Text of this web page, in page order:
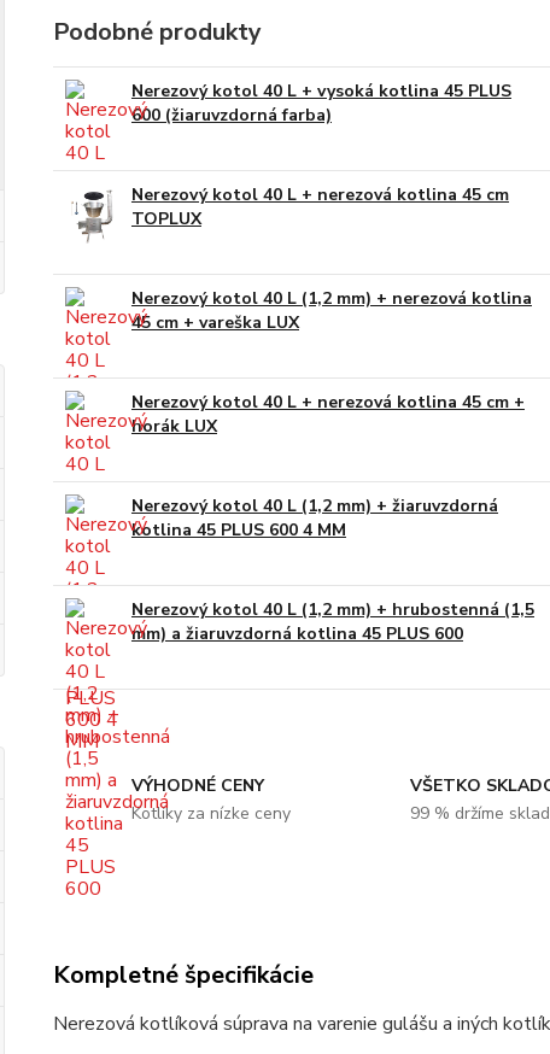
Podobné produkty
Nerezový kotol 40 L + vysoká kotlina 45 PLUS
600 (žiaruvzdorná farba)
Nerezový kotol 40 L + nerezová kotlina 45 cm
TOPLUX
Nerezový kotol 40 L (1,2 mm) + nerezová kotlina
45 cm + vareška LUX
Nerezový kotol 40 L + nerezová kotlina 45 cm +
horák LUX
Nerezový kotol 40 L (1,2 mm) + žiaruvzdorná
kotlina 45 PLUS 600 4 MM
Nerezový kotol 40 L (1,2 mm) + hrubostenná (1,5
mm) a žiaruvzdorná kotlina 45 PLUS 600
VÝHODNÉ CENY
Kotlíky za nízke ceny
VŠETKO
99 % držíme
Kompletné špecifikácie
Nerezová kotlíková súprava na varenie gulášu a iných